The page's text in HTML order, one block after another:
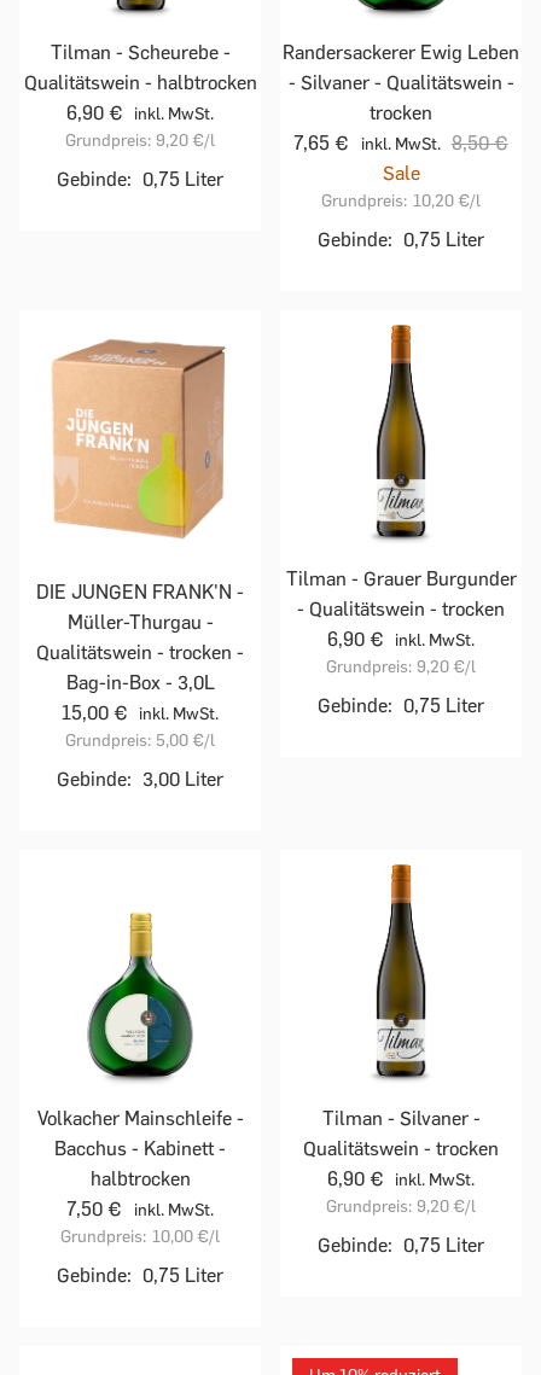
Tilman - Scheurebe -
Qualitätswein - halbtrocken
6,90 €
inkl. MwSt.
Grundpreis: 9,20 €/l
Gebinde: 0,75 Liter
Randersackerer Ewig Leben
- Silvaner - Qualitätswein -
trocken
7,65 €
inkl. MwSt. 8,50 €
Sale
Grundpreis: 10,20 €/l
Gebinde: 0,75 Liter
DIE JUNGEN FRANK'N -
Müller-Thurgau -
Qualitätswein - trocken -
Bag-in-Box - 3,0L
15,00 €
inkl. MwSt.
Grundpreis: 5,00 €/l
Gebinde: 3,00 Liter
Tilman - Grauer Burgunder
- Qualitätswein - trocken
6,90 €
inkl. MwSt.
Grundpreis: 9,20 €/l
Gebinde: 0,75 Liter
Volkacher Mainschleife -
Bacchus - Kabinett -
halbtrocken
7,50 €
inkl. MwSt.
Grundpreis: 10,00 €/l
Gebinde: 0,75 Liter
Tilman - Silvaner -
Qualitätswein - trocken
6,90 €
inkl. MwSt.
Grundpreis: 9,20 €/l
Gebinde: 0,75 Liter